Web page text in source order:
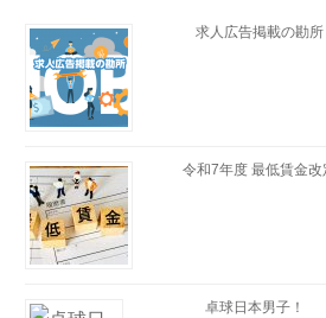
求人広告掲載の勘所
令和7年度 最低賃金改
卓球日本男子！